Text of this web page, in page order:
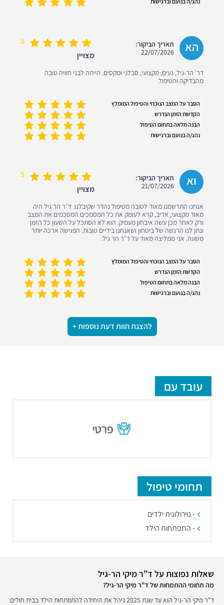
הא
תאריך הביקור:
22/07/2026
5
מצויין
דר׳ הר-גיל, נעים, מקצועי, סבלני ומקסים. הייתה לבני חוויה טובה
מהבדיקה והטיפול
הסבר על המצב הנוכחי והטיפול המומלץ
הקדשת הזמן הנדרש
הבנה מלאה בתחום הטיפול
נהג/ה בנועם וברגישות
וא
תאריך הביקור:
21/07/2026
5
מצויין
אנחנו התרשמנו מאוד לטובה מטיפול נהדר שקיבלנו. ד״ר הר גיל היה
מאוד מקצועי, אדיב, קרא לעומק את כל המסמכים המסכמים את המצב
ורק לאחר מכן עשה איבחון מעמיק. הוא לא הסתכל על השעון כל הזמן
ונתן לנו הרגשה של ביטחון ושאנחנו בידיים טובות. הפגישה ארכה יותר
משעה. אני ממליצה מאוד על ד״ר הר גיל.
הסבר על המצב הנוכחי והטיפול המומלץ
הקדשת הזמן הנדרש
הבנה מלאה בתחום הטיפול
נהג/ה בנועם וברגישות
להצגת חוות דעת נוספות +
עובד עם
תחומי טיפול
- נוירולוגית ילדים
- התפתחות הילד
שאלות נפוצות על ד"ר מיקי הר-גיל
מה תחומי ההתמחות של ד"ר מיקי הר-גיל?
ד"ר מיקי הר-גיל הוא עד שנת 2025 ניהל את היחידה להתפתחות הילד בבית חולים